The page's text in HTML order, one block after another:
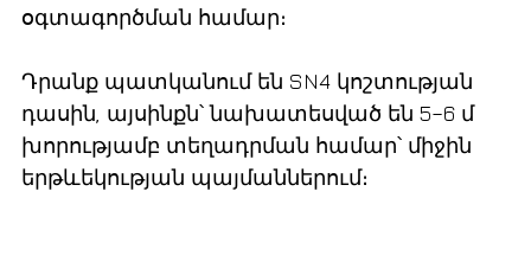
օգտագործման համար։
Դրանք պատկանում են SN4 կոշտության
դասին, այսինքն՝ նախատեսված են 5–6 մ
խորությամբ տեղադրման համար՝ միջին
երթևեկության պայմաններում։